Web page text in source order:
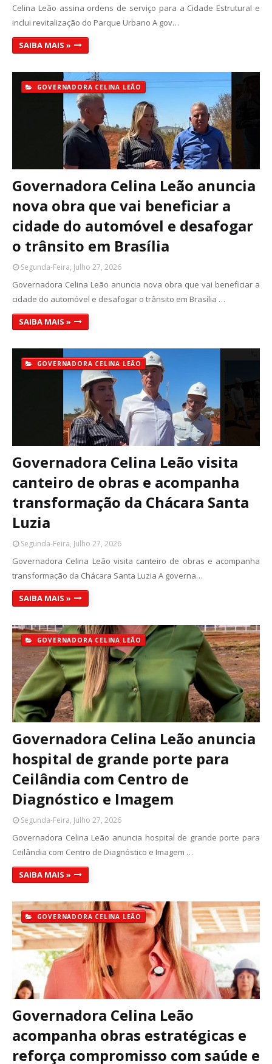
Celina Leão assina ordens de serviço para a Cidade Estrutural e
inclui revitalização do Parque Urbano A gov…
SAIBA MAIS »
GOVERNADORA CELINA LEÃO
Governadora Celina Leão anuncia
nova obra que vai beneficiar a
cidade do automóvel e desafogar
o trânsito em Brasília
Segunda-Feira, Julho 27, 2026
Governadora Celina Leão anuncia nova obra que vai beneficiar a
cidade do automóvel e desafogar o trânsito em Brasília …
SAIBA MAIS »
GOVERNADORA CELINA LEÃO
Governadora Celina Leão visita
canteiro de obras e acompanha
transformação da Chácara Santa
Luzia
Segunda-Feira, Julho 27, 2026
Governadora Celina Leão visita canteiro de obras e acompanha
transformação da Chácara Santa Luzia A governa…
SAIBA MAIS »
GOVERNADORA CELINA LEÃO
Governadora Celina Leão anuncia
hospital de grande porte para
Ceilândia com Centro de
Diagnóstico e Imagem
Segunda-Feira, Julho 27, 2026
Governadora Celina Leão anuncia hospital de grande porte para
Ceilândia com Centro de Diagnóstico e Imagem …
SAIBA MAIS »
GOVERNADORA CELINA LEÃO
Governadora Celina Leão
acompanha obras estratégicas e
reforça compromisso com saúde e